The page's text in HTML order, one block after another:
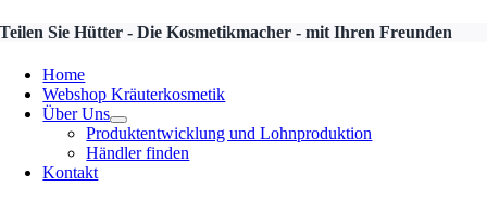
Teilen Sie Hütter - Die Kosmetikmacher - mit Ihren Freunden
Home
Webshop Kräuterkosmetik
Über Uns
Produktentwicklung und Lohnproduktion
Händler finden
Kontakt